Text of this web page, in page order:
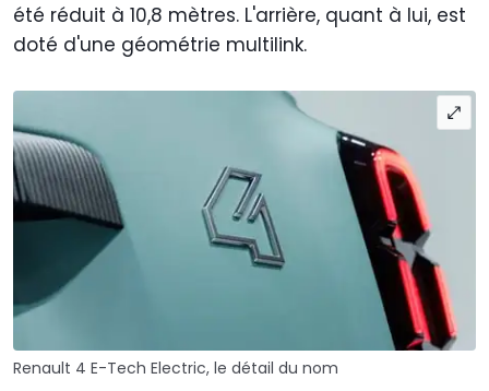
été réduit à 10,8 mètres. L'arrière, quant à lui, est
doté d'une géométrie multilink.
Renault 4 E-Tech Electric, le détail du nom